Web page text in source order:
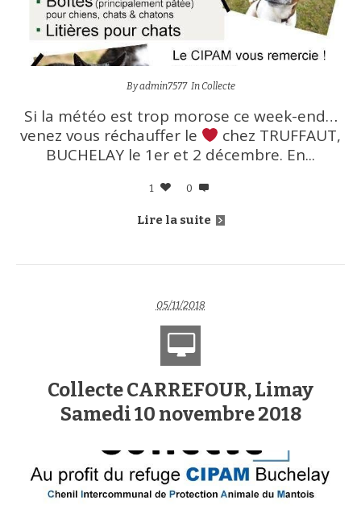
Byadmin7577 InCollecte
Si la météo est trop morose ce week-end…
venez vous réchauffer le
chez TRUFFAUT,
BUCHELAY le 1er et 2 décembre. En...
1 0
Lire la suite
05/11/2018
Collecte CARREFOUR, Limay
Samedi 10 novembre 2018